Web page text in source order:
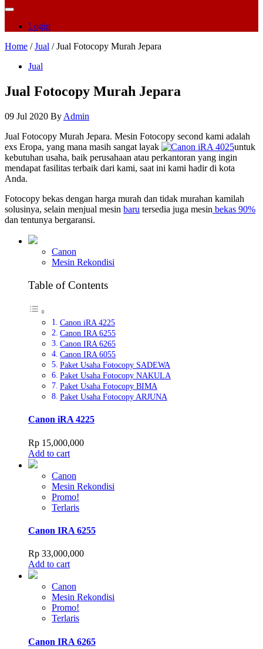
Login
Home /Jual / Jual Fotocopy Murah Jepara
Jual
Jual Fotocopy Murah Jepara
09 Jul 2020 By Admin
Jual Fotocopy Murah Jepara. Mesin Fotocopy second kami adalah
exs Eropa, yang mana masih sangat layak
untuk
kebutuhan usaha, baik perusahaan atau perkantoran yang ingin
mendapat fasilitas terbaik dari kami, saat ini kami hadir di kota
Anda.
Fotocopy bekas dengan harga murah dan tidak murahan kamilah
solusinya, selain menjual mesin baru tersedia juga mesin bekas 90%
dan tentunya bergaransi.
Canon
Mesin Rekondisi
Table of Contents
Canon iRA 4225
Canon IRA 6255
Canon IRA 6265
Canon IRA 6055
Paket Usaha Fotocopy SADEWA
Paket Usaha Fotocopy NAKULA
Paket Usaha Fotocopy BIMA
Paket Usaha Fotocopy ARJUNA
Canon iRA 4225
Rp 15,000,000
Add to cart
Canon
Mesin Rekondisi
Promo!
Terlaris
Canon IRA 6255
Rp 33,000,000
Add to cart
Canon
Mesin Rekondisi
Promo!
Terlaris
Canon IRA 6265